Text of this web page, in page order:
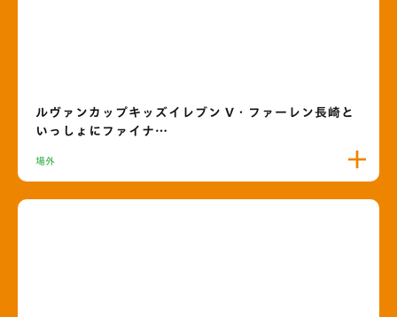
ルヴァンカップキッズイレブン V・ファーレン長崎と
いっしょにファイナ…
場外